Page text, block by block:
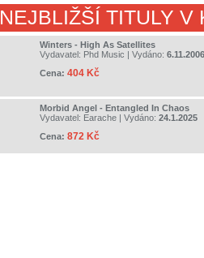
NEJBLIŽŠÍ TITULY V
Winters - High As Satellites
Vydavatel: Phd Music | Vydáno: 6.11.2006
Cena: 404 Kč
Morbid Angel - Entangled In Chaos
Vydavatel: Earache | Vydáno: 24.1.2025
Cena: 872 Kč